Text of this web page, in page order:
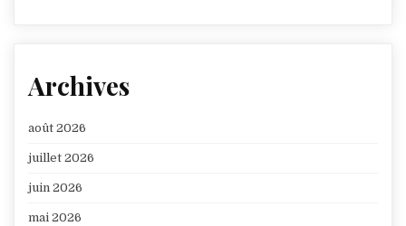
Archives
août 2026
juillet 2026
juin 2026
mai 2026